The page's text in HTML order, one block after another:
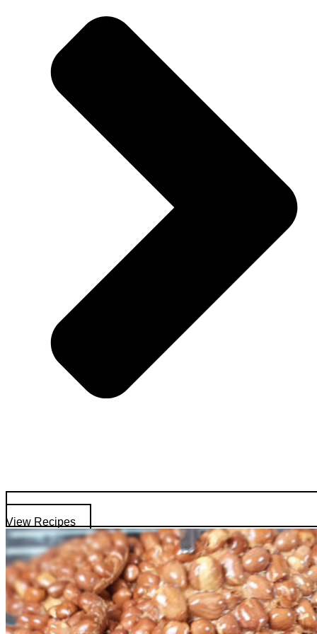
View Recipes